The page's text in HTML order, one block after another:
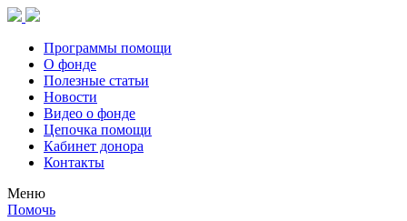
Программы помощи
О фонде
Полезные статьи
Новости
Видео о фонде
Цепочка помощи
Кабинет донора
Контакты
Меню
Помочь